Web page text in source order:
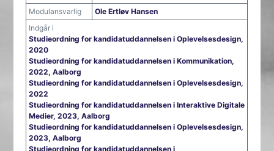
Modulansvarlig
Ole Ertløv Hansen
Indgår i
Studieordning for kandidatuddannelsen i Oplevelsesdesign,
2020
Studieordning for kandidatuddannelsen i Kommunikation,
2022, Aalborg
Studieordning for kandidatuddannelsen i Oplevelsesdesign,
2022
Studieordning for kandidatuddannelsen i Interaktive Digitale
Medier, 2023, Aalborg
Studieordning for kandidatuddannelsen i Oplevelsesdesign,
2023, Aalborg
Studieordning for kandidatuddannelsen i